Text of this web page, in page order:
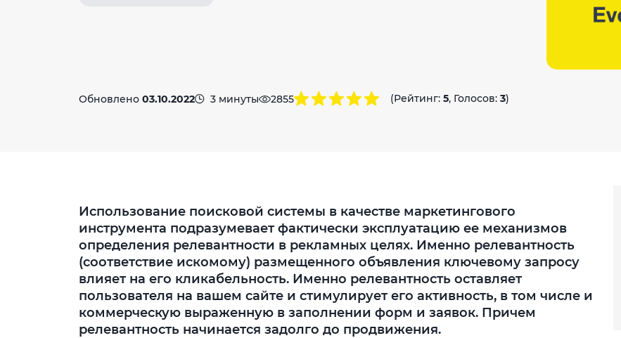
Обновлено 03.10.2022 3 минуты 2855 (Рейтинг: 5, Голосов: 3)
Использование поисковой системы в качестве маркетингового
инструмента подразумевает фактически эксплуатацию ее механизмов
определения релевантности в рекламных целях. Именно релевантность
(соответствие искомому) размещенного объявления ключевому запросу
влияет на его кликабельность. Именно релевантность оставляет
пользователя на вашем сайте и стимулирует его активность, в том числе и
коммерческую выраженную в заполнении форм и заявок. Причем
релевантность начинается задолго до продвижения.